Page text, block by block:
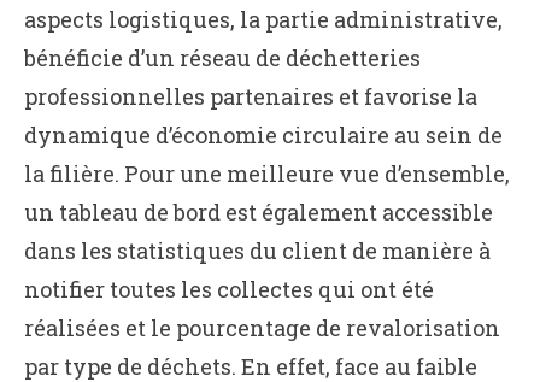
aspects logistiques, la partie administrative,
bénéficie d’un réseau de déchetteries
professionnelles partenaires et favorise la
dynamique d’économie circulaire au sein de
la filière. Pour une meilleure vue d’ensemble,
un tableau de bord est également accessible
dans les statistiques du client de manière à
notifier toutes les collectes qui ont été
réalisées et le pourcentage de revalorisation
par type de déchets. En effet, face au faible